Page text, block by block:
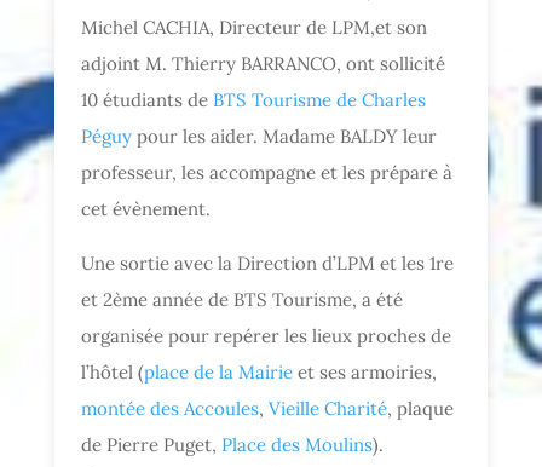
Michel CACHIA, Directeur de LPM,et son
adjoint M. Thierry BARRANCO, ont sollicité
10 étudiants de BTS Tourisme de Charles
Péguy pour les aider. Madame BALDY leur
professeur, les accompagne et les prépare à
cet évènement.
Une sortie avec la Direction d’LPM et les 1re
et 2ème année de BTS Tourisme, a été
organisée pour repérer les lieux proches de
l’hôtel (place de la Mairie et ses armoiries,
montée des Accoules,Vieille Charité, plaque
de Pierre Puget, Place des Moulins).